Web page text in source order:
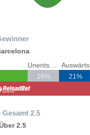
18%
Auswärts
21%
Gesamt 2.5
2.5